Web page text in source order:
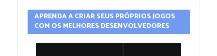
APRENDA A CRIAR SEUS PRÓPRIOS JOGOS
COM OS MELHORES DESENVOLVEDORES